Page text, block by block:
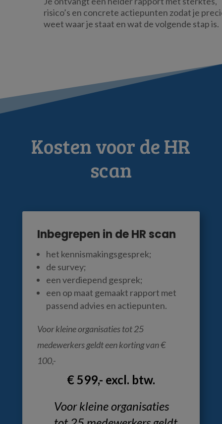
risico’s en concrete actiepunten zodat je
weet waar je staat en wat de volgende stap is.
Kosten voor de HR
scan
Inbegrepen in de HR scan
het kennismakingsgesprek;
de survey;
een verdiepend gesprek;
een op maat gemaakt rapport met
passend advies en actiepunten.
Voor kleine organisaties tot 25
medewerkers geldt een korting van €
100,-
€ 599,- excl. btw.
Voor kleine organisaties